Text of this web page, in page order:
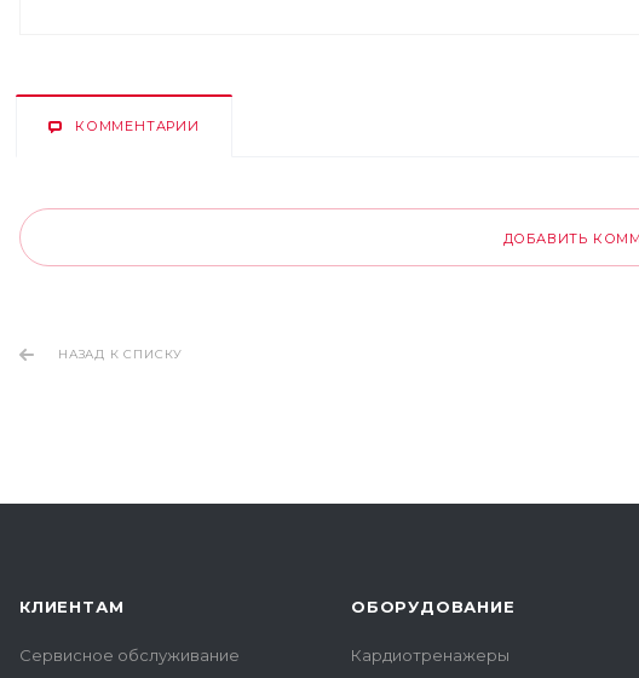
КОММЕНТАРИИ
ДОБАВИТЬ
НАЗАД К СПИСКУ
КЛИЕНТАМ
Сервисное обслуживание
ОБОРУДОВАНИЕ
Кардиотренажеры